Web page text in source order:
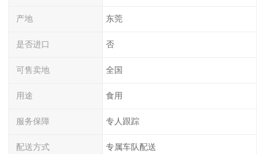
产地 东莞
是否进口 否
可售卖地 全国
用途 食用
服务保障 专人跟踪
配送方式 专属车队配送